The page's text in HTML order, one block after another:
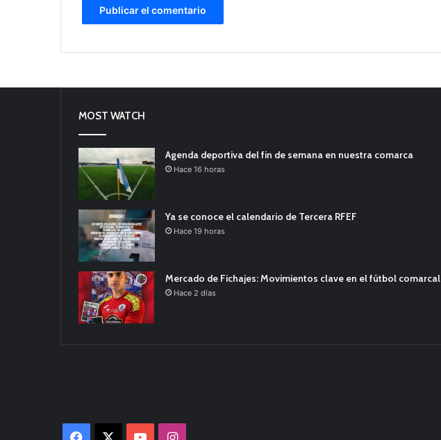
MOST WATCH
Agenda deportiva del fin de semana en nuestra comarca
Hace 16 horas
Ya se conoce el calendario de Tercera RFEF
Hace 19 horas
Mercado de Fichajes: Movimientos clave en el fútbol comarcal
Hace 2 días
Facebook YouTubeInstagram